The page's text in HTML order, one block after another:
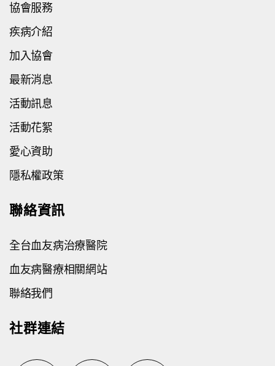
協會服務
疾病介紹
加入協會
最新消息
活動訊息
活動花絮
愛心資助
隱私權政策
聯絡資訊
全台血友病治療醫院
血友病醫療相關網站
聯絡我們
社群連結